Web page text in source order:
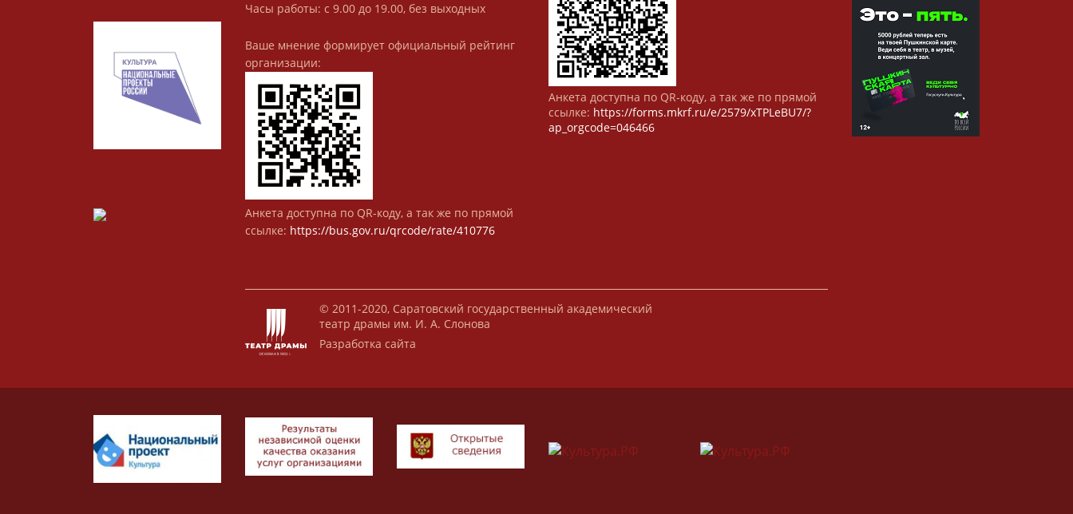
Часы работы: с 9.00 до 19.00, без выходных
Ваше мнение формирует официальный рейтинг
организации:
Анкета доступна по QR-коду, а так же по прямой
ссылке: https://bus.gov.ru/qrcode/rate/410776
Анкета доступна по QR-коду, а так же по прямой
ссылке: https://forms.mkrf.ru/e/2579/xTPLeBU7/?
ap_orgcode=046466
© 2011-2020, Саратовский государственный академический
театр драмы им. И. А. Слонова
Разработка сайта